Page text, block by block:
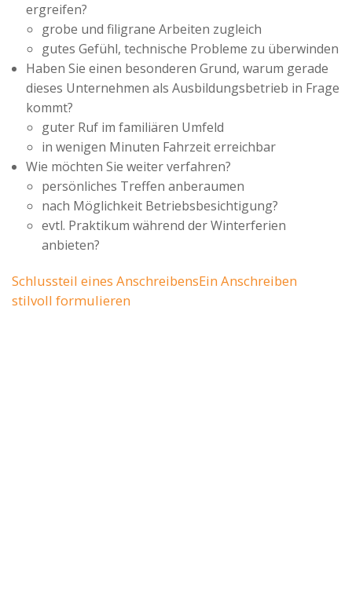
ergreifen?
grobe und filigrane Arbeiten zugleich
gutes Gefühl, technische Probleme zu überwinden
Haben Sie einen besonderen Grund, warum gerade
dieses Unternehmen als Ausbildungsbetrieb in Frage
kommt?
guter Ruf im familiären Umfeld
in wenigen Minuten Fahrzeit erreichbar
Wie möchten Sie weiter verfahren?
persönliches Treffen anberaumen
nach Möglichkeit Betriebsbesichtigung?
evtl. Praktikum während der Winterferien
anbieten?
Schlussteil eines AnschreibensEin Anschreiben
stilvoll formulieren